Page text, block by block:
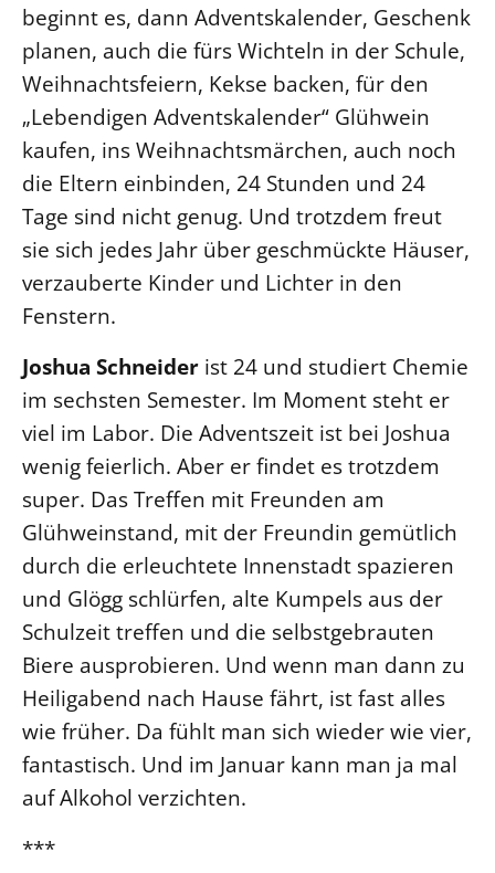
beginnt es, dann Adventskalender, Geschenk
planen, auch die fürs Wichteln in der Schule,
Weihnachtsfeiern, Kekse backen, für den
„Lebendigen Adventskalender“ Glühwein
kaufen, ins Weihnachtsmärchen, auch noch
die Eltern einbinden, 24 Stunden und 24
Tage sind nicht genug. Und trotzdem freut
sie sich jedes Jahr über geschmückte Häuser,
verzauberte Kinder und Lichter in den
Fenstern.
Joshua Schneider ist 24 und studiert Chemie
im sechsten Semester. Im Moment steht er
viel im Labor. Die Adventszeit ist bei Joshua
wenig feierlich. Aber er findet es trotzdem
super. Das Treffen mit Freunden am
Glühweinstand, mit der Freundin gemütlich
durch die erleuchtete Innenstadt spazieren
und Glögg schlürfen, alte Kumpels aus der
Schulzeit treffen und die selbstgebrauten
Biere ausprobieren. Und wenn man dann zu
Heiligabend nach Hause fährt, ist fast alles
wie früher. Da fühlt man sich wieder wie vier,
fantastisch. Und im Januar kann man ja mal
auf Alkohol verzichten.
***